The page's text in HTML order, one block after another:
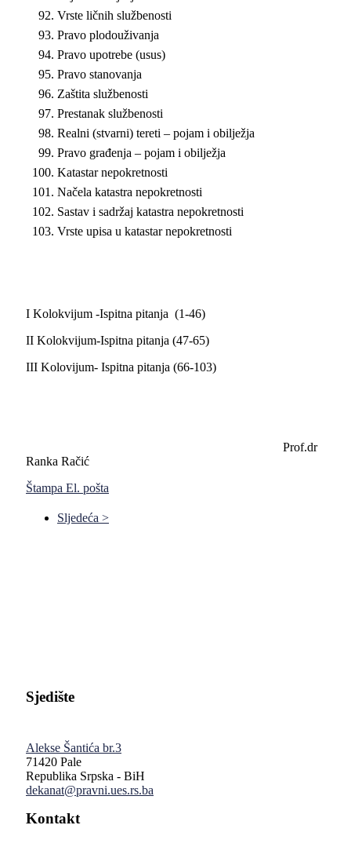
Vrste ličnih službenosti
Pravo plodouživanja
Pravo upotrebe (usus)
Pravo stanovanja
Zaštita službenosti
Prestanak službenosti
Realni (stvarni) tereti – pojam i obilježja
Pravo građenja – pojam i obilježja
Katastar nepokretnosti
Načela katastra nepokretnosti
Sastav i sadržaj katastra nepokretnosti
Vrste upisa u katastar nepokretnosti
I Kolokvijum -Ispitna pitanja (1-46)
II Kolokvijum-Ispitna pitanja (47-65)
III Kolovijum- Ispitna pitanja (66-103)
Prof.dr
Ranka Račić
Štampa El. pošta
Sljedeća >
Sjedište
Alekse Šantića br.3
71420 Pale
Republika Srpska - BiH
dekanat@pravni.ues.rs.ba
Kontakt